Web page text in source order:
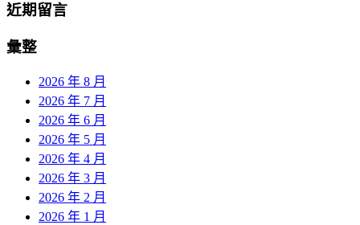
近期留言
彙整
2026 年 8 月
2026 年 7 月
2026 年 6 月
2026 年 5 月
2026 年 4 月
2026 年 3 月
2026 年 2 月
2026 年 1 月